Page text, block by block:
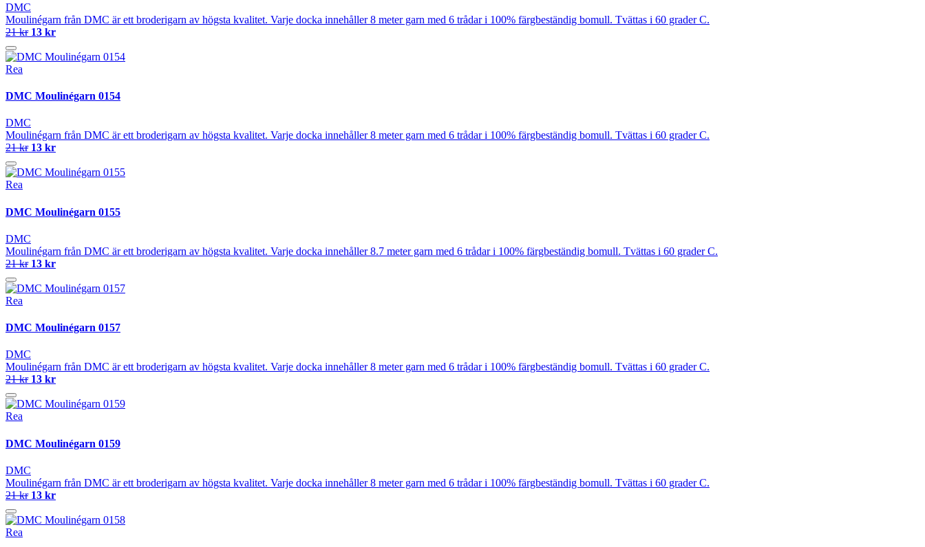
DMC
Moulinégarn från DMC är ett broderigarn av högsta kvalitet. Varje docka innehåller 8 meter garn med 6 trådar i 100% färgbeständig bomull. Tvättas i 60 grader C.
21 kr 13 kr
Rea
DMC Moulinégarn 0154
DMC
Moulinégarn från DMC är ett broderigarn av högsta kvalitet. Varje docka innehåller 8 meter garn med 6 trådar i 100% färgbeständig bomull. Tvättas i 60 grader C.
21 kr 13 kr
Rea
DMC Moulinégarn 0155
DMC
Moulinégarn från DMC är ett broderigarn av högsta kvalitet. Varje docka innehåller 8.7 meter garn med 6 trådar i 100% färgbeständig bomull. Tvättas i 60 grader C.
21 kr 13 kr
Rea
DMC Moulinégarn 0157
DMC
Moulinégarn från DMC är ett broderigarn av högsta kvalitet. Varje docka innehåller 8 meter garn med 6 trådar i 100% färgbeständig bomull. Tvättas i 60 grader C.
21 kr 13 kr
Rea
DMC Moulinégarn 0159
DMC
Moulinégarn från DMC är ett broderigarn av högsta kvalitet. Varje docka innehåller 8 meter garn med 6 trådar i 100% färgbeständig bomull. Tvättas i 60 grader C.
21 kr 13 kr
Rea